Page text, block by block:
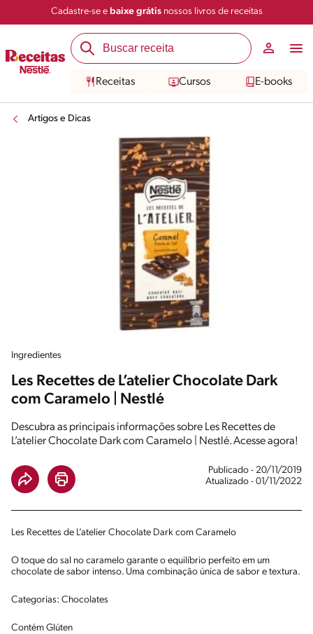
Cadastre-se e baixe grátisnossos livros de receitas
Receitas Cursos E-books
Artigos e Dicas
Ingredientes
Les Recettes de L’atelier Chocolate Dark
com Caramelo | Nestlé
Descubra as principais informações sobre Les Recettes de
L’atelier Chocolate Dark com Caramelo | Nestlé. Acesse agora!
Publicado - 20/11/2019
Atualizado - 01/11/2022
Les Recettes de L’atelier Chocolate Dark com Caramelo
O toque do sal no caramelo garante o equilíbrio perfeito em um
chocolate de sabor intenso. Uma combinação única de sabor e textura.
Categorias: Chocolates
Contém Glúten